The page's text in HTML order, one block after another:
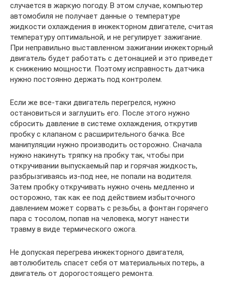
случается в жаркую погоду. В этом случае, компьютер
автомобиля не получает данные о температуре
жидкости охлаждения в инжекторном двигателе, считая
температуру оптимальной, и не регулирует зажигание.
При неправильно выставленном зажигании инжекторный
двигатель будет работать с детонацией и это приведет
к снижению мощности. Поэтому исправность датчика
нужно постоянно держать под контролем.
Если же все-таки двигатель перегрелся, нужно
остановиться и заглушить его. После этого нужно
сбросить давление в системе охлаждения, открутив
пробку с клапаном с расширительного бачка. Все
манипуляции нужно производить осторожно. Сначала
нужно накинуть тряпку на пробку так, чтобы при
откручивании выпускаемый пар и горячая жидкость,
разбрызгиваясь из-под нее, не попали на водителя.
Затем пробку откручивать нужно очень медленно и
осторожно, так как ее под действием избыточного
давлением может сорвать с резьбы, а фонтан горячего
пара с тосолом, попав на человека, могут нанести
травму в виде термического ожога.
Не допуская перегрева инжекторного двигателя,
автолюбитель спасет себя от материальных потерь, а
двигатель от дорогостоящего ремонта.